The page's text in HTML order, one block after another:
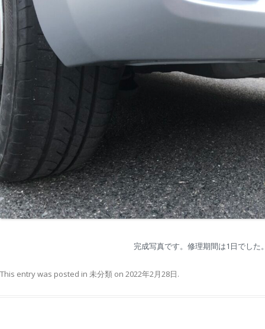
完成写真です。修理期間は1日でした
This entry was posted in 未分類 on 2022年2月28日.